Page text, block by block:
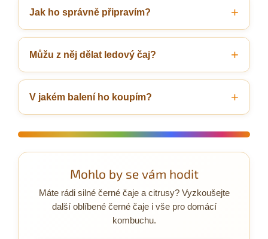
Jak ho správně připravím?
Můžu z něj dělat ledový čaj?
V jakém balení ho koupím?
Mohlo by se vám hodit
Máte rádi silné černé čaje a citrusy? Vyzkoušejte
další oblíbené černé čaje i vše pro domácí
kombuchu.